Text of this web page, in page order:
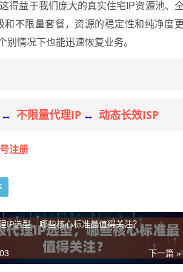
得益于我们庞大的真实住宅IP资源池、
不限量套餐，资源的稳定性和纯净度
情况下也能迅速恢复业务。
↔ 不限量代理IP ↔ 动态长效ISP
注册
IP选型，哪些核心标准最值得关注？
下一篇 »